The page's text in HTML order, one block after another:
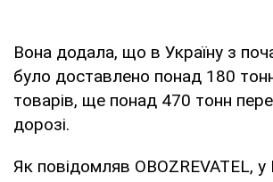
Вона додала, що в Україну з
було доставлено понад 180
товарів, ще понад 470 тонн
дорозі.
Як повідомляв OBOZREVATEL,